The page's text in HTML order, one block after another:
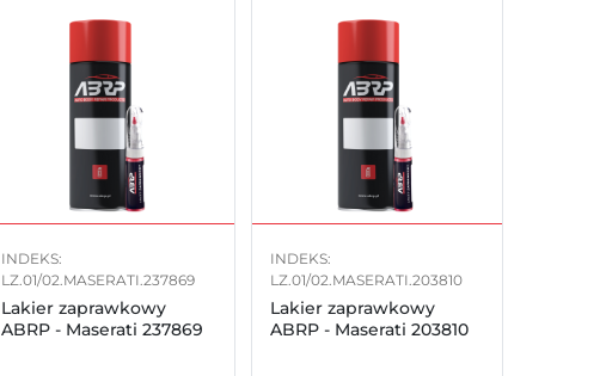
INDEKS:
LZ.01/02.MASERATI.237869
Lakier zaprawkowy
ABRP - Maserati 237869
INDEKS:
LZ.01/02.MASERATI.203810
Lakier zaprawkowy
ABRP - Maserati 203810